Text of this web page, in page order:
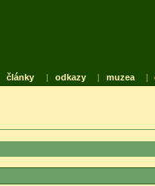
články | odkazy | muzea |